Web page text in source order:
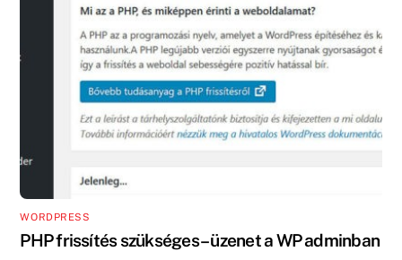
WORDPRESS
PHP frissítés szükséges – üzenet a WP adminban